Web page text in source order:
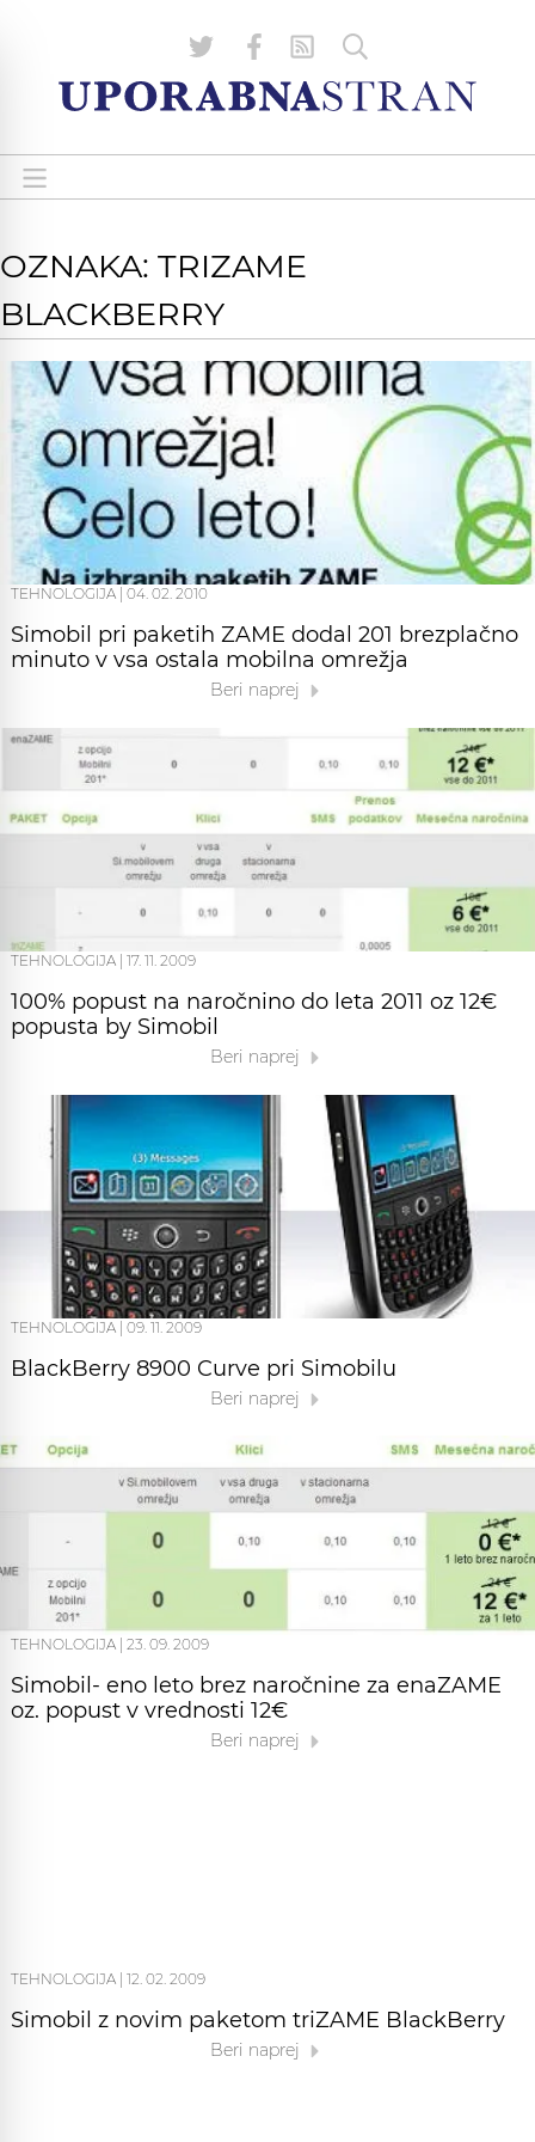
OZNAKA: TRIZAME
BLACKBERRY
TEHNOLOGIJA 04. 02. 2010
Simobil pri paketih ZAME dodal 201 brezplačno
minuto v vsa ostala mobilna omrežja
Beri naprej
TEHNOLOGIJA 17. 11. 2009
100% popust na naročnino do leta 2011 oz 12€
popusta by Simobil
Beri naprej
TEHNOLOGIJA | 09. 11. 2009
BlackBerry 8900 Curve pri Simobilu
Beri naprej
TEHNOLOGIJA 23. 09. 2009
Simobil- eno leto brez naročnine za enaZAME
oz. popust v vrednosti 12€
Beri naprej
TEHNOLOGIJA 12. 02. 2009
Simobil z novim paketom triZAME BlackBerry
Beri naprej